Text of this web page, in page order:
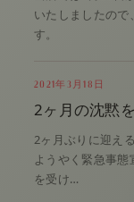
いたしましたの
す。
2021年3月18日
2ヶ月の沈黙
2ヶ月ぶりに迎え
ようやく緊急事
を受け…